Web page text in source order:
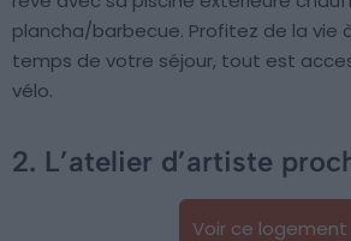
plancha/barbecue. Profitez de la vie
temps de votre séjour, tout est
vélo.
2. L’atelier d’artiste
Voir ce logement